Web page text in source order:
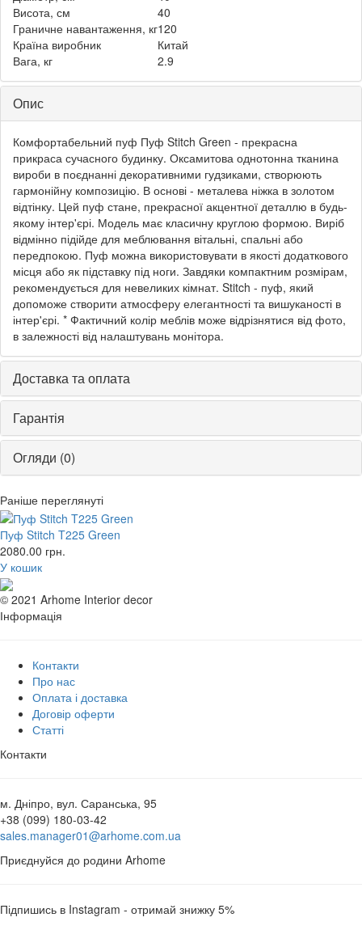
Висота, см
40
Граничне навантаження, кг120
Країна виробник
Китай
Вага, кг
2.9
Опис
Комфортабельний пуф Пуф Stitch Green - прекрасна
прикраса сучасного будинку. Оксамитова однотонна тканина
вироби в поєднанні декоративними гудзиками, створюють
гармонійну композицію. В основі - металева ніжка в золотом
відтінку. Цей пуф стане, прекрасної акцентної деталлю в будь-
якому інтер'єрі. Модель має класичну круглою формою. Виріб
відмінно підійде для меблювання вітальні, спальні або
передпокою. Пуф можна використовувати в якості додаткового
місця або як підставку під ноги. Завдяки компактним розмірам,
рекомендується для невеликих кімнат. Stitch - пуф, який
допоможе створити атмосферу елегантності та вишуканості в
інтер'єрі. * Фактичний колір меблів може відрізнятися від фото,
в залежності від налаштувань монітора.
Доставка та оплата
Гарантія
Огляди (0)
Раніше переглянуті
Пуф Stitch T225 Green
2080.00 грн.
У кошик
© 2021 Arhome Interior decor
Інформація
Контакти
Про нас
Оплата і доставка
Договір оферти
Статті
Контакти
м. Дніпро, вул. Саранська, 95
+38 (099) 180-03-42
sales.manager01@arhome.com.ua
Приєднуйся до родини Arhome
Підпишись в Instagram - отримай знижку 5%